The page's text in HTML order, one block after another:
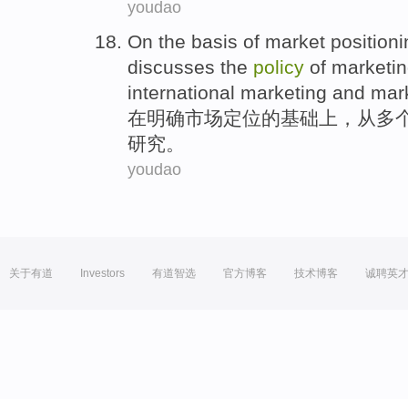
youdao
On the basis of market
discusses the policy of
international marketing and
在明确市场定位的基础上 ，从多
研究 。
youdao
关于有道 Investors 有道智选 官方博客 技术博客 诚聘英才